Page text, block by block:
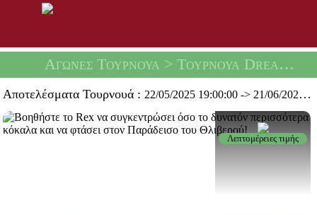
Αγώνες Τουρνουά > Τουρνουά Dream Του Rex -
Αποτελέσματα Τουρνουά :22/05/2025 19:00:00 -> 21/06/2025 19:59:59
Λεπτομέρειες τιμής